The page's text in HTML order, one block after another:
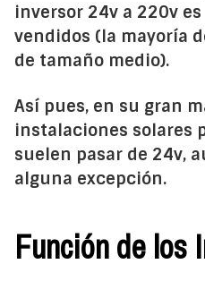
inversor 24v a 220v
vendidos (la mayoría
de tamaño medio).
Así pues, en su gran
instalaciones solares
suelen pasar de 24v,
alguna excepción.
Función de los